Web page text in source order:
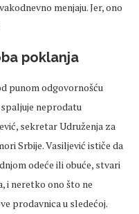
menjaju. Jer, ono
poklanja
punom odgovornošću
neprodatu
sekretar Udruženja za
Srbije. Vasiljević ističe da
odeće ili obuće, stvari
i neretko ono što ne
prodavnica u sledećoj.